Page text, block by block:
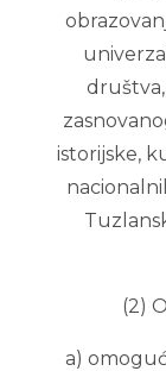
istorijske,
(2)
a)